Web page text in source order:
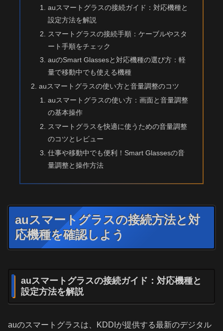
auスマートグラスの接続ガイド：対応機種と
設定方法を解説
スマートグラスの接続手順：ケーブルやスタ
ート手順をチェック
auのSmart Glassesと対応機種の選び方：軽
量で移動中でも使える機種
auスマートグラスの使い方と音量調整のコツ
auスマートグラスの使い方：画面と音量調整
の基本操作
スマートグラスを快適に使うための音量調整
のコツとレビュー
仕事や移動中でも便利！Smart Glassesの音
量調整と操作方法
auスマートグラスの接続方法と対
応機種を確認しよう
auスマートグラスの接続ガイド：対応機種と
設定方法を解説
auのスマートグラスは、KDDIが提供する最新のデジタル